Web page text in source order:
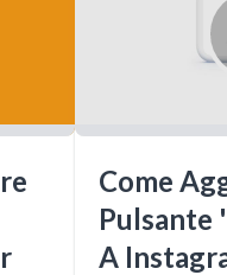
Come
Pulsante
A